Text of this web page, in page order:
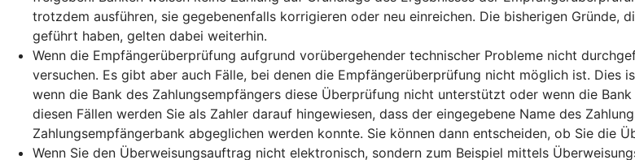
trotzdem ausführen, sie gegebenenfalls korrigieren oder neu einreichen. Die bisherigen Gründe,
geführt haben, gelten dabei weiterhin.
Wenn die Empfängerüberprüfung aufgrund vorübergehender technischer Probleme nicht
versuchen. Es gibt aber auch Fälle, bei denen die Empfängerüberprüfung nicht möglich ist.
wenn die Bank des Zahlungsempfängers diese Überprüfung nicht unterstützt oder wenn die
diesen Fällen werden Sie als Zahler darauf hingewiesen, dass der eingegebene Name des
Zahlungsempfängerbank abgeglichen werden konnte. Sie können dann entscheiden, ob Sie die
Wenn Sie den Überweisungsauftrag nicht elektronisch, sondern zum Beispiel mittels